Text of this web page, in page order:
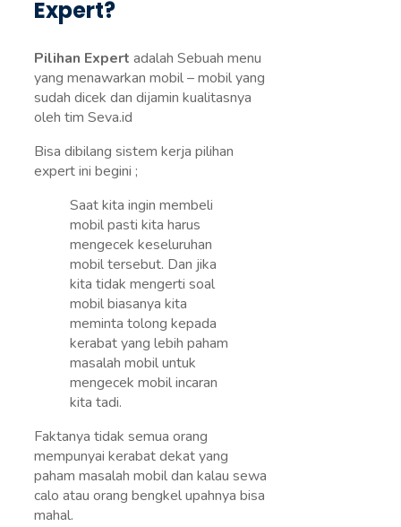
Expert?
Pilihan Expert adalah Sebuah menu
yang menawarkan mobil – mobil yang
sudah dicek dan dijamin kualitasnya
oleh tim Seva.id
Bisa dibilang sistem kerja pilihan
expert ini begini ;
Saat kita ingin membeli
mobil pasti kita harus
mengecek keseluruhan
mobil tersebut. Dan jika
kita tidak mengerti soal
mobil biasanya kita
meminta tolong kepada
kerabat yang lebih paham
masalah mobil untuk
mengecek mobil incaran
kita tadi.
Faktanya tidak semua orang
mempunyai kerabat dekat yang
paham masalah mobil dan kalau sewa
calo atau orang bengkel upahnya bisa
mahal.